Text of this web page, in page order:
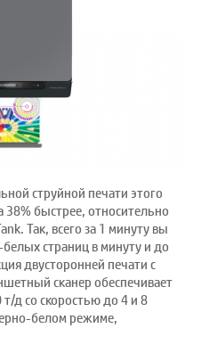
струйной печати этого
быстрее, относительно
Так, всего за 1 минуту вы
страниц в минуту и до
двусторонней печати с
сканер обеспечивает
д со скоростью до 4 и 8
белом режиме,